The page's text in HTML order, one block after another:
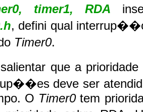
timer1, RDA
, defini qual
Timer0.
que a
deve ser
O Timer0tem